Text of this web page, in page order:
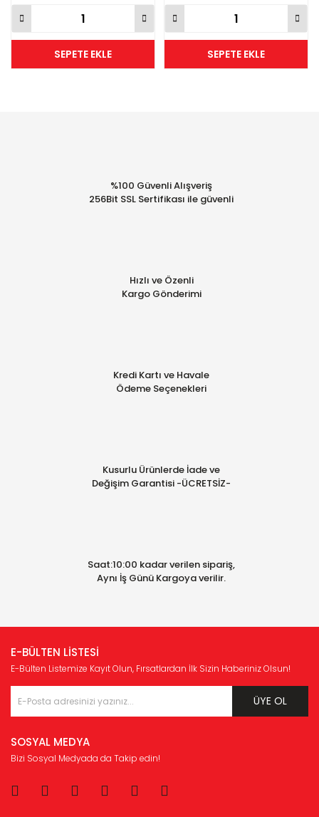
SEPETE EKLE SEPETE EKLE
%100 Güvenli Alışveriş
256Bit SSL Sertifikası ile güvenli
Hızlı ve Özenli
Kargo Gönderimi
Kredi Kartı ve Havale
Ödeme Seçenekleri
Kusurlu Ürünlerde İade ve
Değişim Garantisi -ÜCRETSİZ-
Saat:10:00 kadar verilen sipariş,
Aynı İş Günü Kargoya verilir.
E-BÜLTEN LİSTESİ
E-Bülten Listemize Kayıt Olun, Fırsatlardan İlk Sizin Haberiniz Olsun!
ÜYE OL
SOSYAL MEDYA
Bizi Sosyal Medyada da Takip edin!